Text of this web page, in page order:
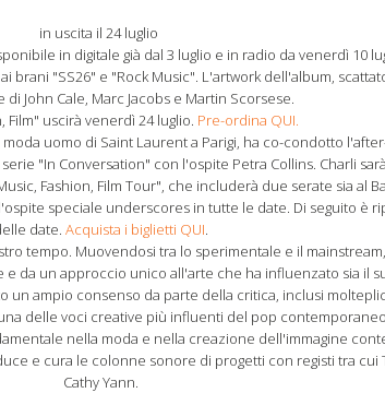
in uscita il 24 luglio
in digitale già dal 3 luglio e in radio da venerdì 10
brani "SS26" e "Rock Music". L'artwork dell'album,
John Cale, Marc Jacobs e Martin Scorsese.
Film" uscirà venerdì 24 luglio. Pre-ordina QUI.
uomo di Saint Laurent a Parigi, ha co-condotto
"In Conversation" con l'ospite Petra Collins. Charli
Fashion, Film Tour", che includerà due serate sia al
speciale underscores in tutte le date. Di seguito è
date. Acquista i biglietti QUI.
tempo. Muovendosi tra lo sperimentale e il
da un approccio unico all'arte che ha influenzato sia il
ampio consenso da parte della critica, inclusi
delle voci creative più influenti del pop
nella moda e nella creazione dell'immagine
e cura le colonne sonore di progetti con registi tra cui
Cathy Yann.